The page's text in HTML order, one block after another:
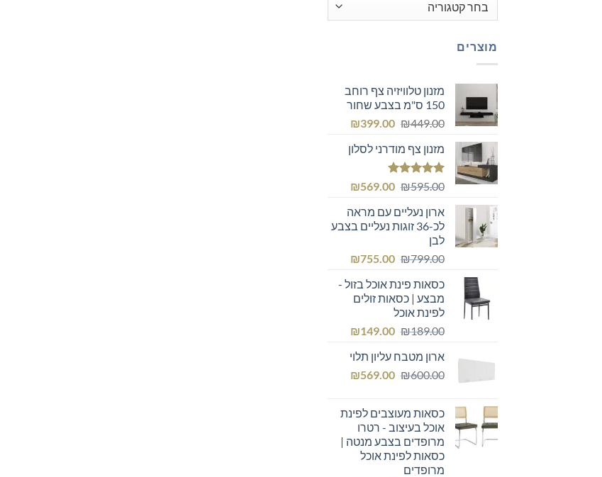
מוצרים
מזנון טלוויזיה צף רוחב
150 ס"מ בצבע שחור
₪449.00
המחיר
היה:
₪449.00.
₪399.00
המחיר
הוא:מזנון צף מודרני לסלון
דורג5.00
₪595.00
המחיר
היה:
₪595.00.
₪569.00
המחיר
הוא:
₪569.00.
ארון נעליים עם מראה
לכ-36 זוגות נעליים בצבע
לבן
₪799.00
המחיר
היה:
₪799.00.
₪755.00
המחיר
הוא:
כסאות פינת אוכל בזול -
מבצע | כסאות זולים
לפינת אוכל
₪189.00
המחיר
היה:
₪189.00.
₪149.00
המחיר
הוא:
₪149.00.
ארון מטבח עליון תלוי
₪600.00
המחיר
₪600.00.
₪569.00
המחיר
₪569.00.כסאות מעוצבים לפינת
אוכל בעיצוב - רטרו
מרופדים בצבע מנטה |
כסאות לפינת אוכל
מרופדים